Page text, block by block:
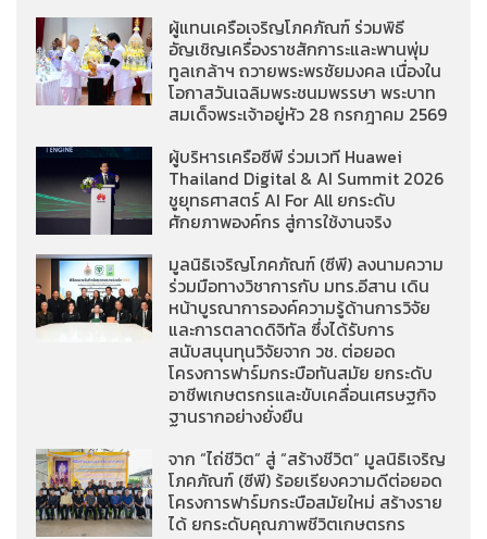
ผู้แทนเครือเจริญโภคภัณฑ์ ร่วมพิธี
อัญเชิญเครื่องราชสักการะและพานพุ่ม
ทูลเกล้าฯ ถวายพระพรชัยมงคล เนื่องใน
โอกาสวันเฉลิมพระชนมพรรษา พระบาท
สมเด็จพระเจ้าอยู่หัว 28 กรกฎาคม 2569
ผู้บริหารเครือซีพี ร่วมเวที Huawei
Thailand Digital & AI Summit 2026
ชูยุทธศาสตร์ AI For All ยกระดับ
ศักยภาพองค์กร สู่การใช้งานจริง
มูลนิธิเจริญโภคภัณฑ์ (ซีพี) ลงนามความ
ร่วมมือทางวิชาการกับ มทร.อีสาน เดิน
หน้าบูรณาการองค์ความรู้ด้านการวิจัย
และการตลาดดิจิทัล ซึ่งได้รับการ
สนับสนุนทุนวิจัยจาก วช. ต่อยอด
โครงการฟาร์มกระบือทันสมัย ยกระดับ
อาชีพเกษตรกรและขับเคลื่อนเศรษฐกิจ
ฐานรากอย่างยั่งยืน
จาก “ไถ่ชีวิต” สู่ “สร้างชีวิต” มูลนิธิเจริญ
โภคภัณฑ์ (ซีพี) ร้อยเรียงความดีต่อยอด
โครงการฟาร์มกระบือสมัยใหม่ สร้างราย
ได้ ยกระดับคุณภาพชีวิตเกษตรกร